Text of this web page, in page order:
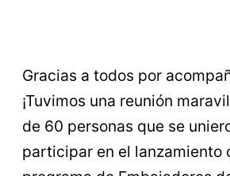
Gracias a todos por
¡Tuvimos una reunión
de 60 personas que se
participar en el lanzamiento